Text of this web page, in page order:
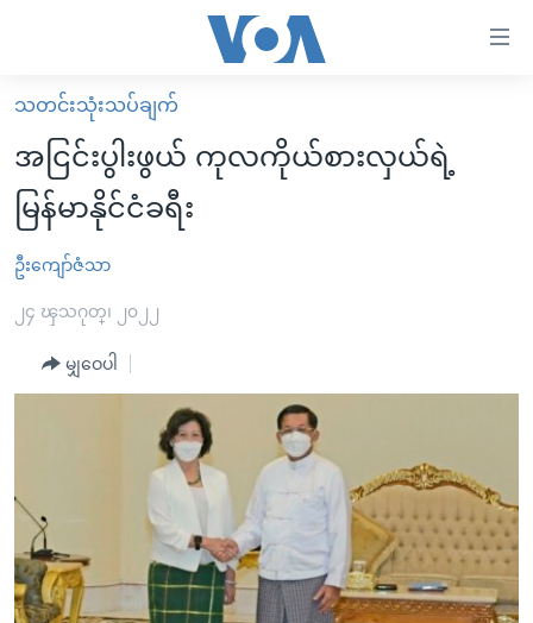
လွယ်ကူ
စေ
သည့်
Link
များ
ပင်မ
ပင်မ
ညွန်း
စာမျက်နှာ
မူလစာမျက်နှာ
မြန်မာ
ကမ္ဘာ့သတင်းများ
နိုင်ငံတကာ
အစ္စရေး-ပါလက်စတိုင်း
ဗွီဒီယို
အင်္ဂလိပ်စာလေ့လာမယ်
အမေရိကန်သုံးအီဒီယံ
မကြေးမုံရဲ့ အင်္ဂလိပ်စာ
သုတပဒေသာ အင်္ဂလိပ်စာ
အပတ်စဉ်ကဏ္ဍများ
ရေဒီယိုနှင့်ရုပ်သံ အချက်အလက်များ
ရေဒီယို/တီဗွီအစီအစဉ်
Learning English
သတင်းသုံးသပ်ချက်
အငြင်းပွါးဖွယ် ကုလကိုယ်စားလှယ်ရဲ့
မြန်မာနိုင်ငံခရီး
ဦးကျော်ဇံသာ
၂၄ ၾသဂုတ္၊ ၂၀၂၂
မျှဝေပါ